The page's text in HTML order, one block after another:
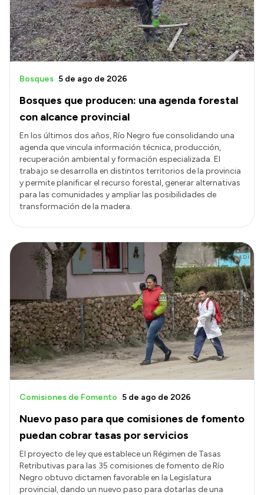
Bosques que producen: una agenda forestal
con alcance provincial
Bosques 5 de ago de 2026
En los últimos dos años, Río Negro fue consolidando una
agenda que vincula información técnica, producción,
recuperación ambiental y formación especializada. El
trabajo se desarrolla en distintos territorios de la provincia
y permite planificar el recurso forestal, generar alternativas
para las comunidades y ampliar las posibilidades de
transformación de la madera.
Nuevo paso para que comisiones de fomento
puedan cobrar tasas por servicios
Comisiones de Fomento 5 de ago de 2026
El proyecto de ley que establece un Régimen de Tasas
Retributivas para las 35 comisiones de fomento de Río
Negro obtuvo dictamen favorable en la Legislatura
provincial, dando un nuevo paso para dotarlas de una